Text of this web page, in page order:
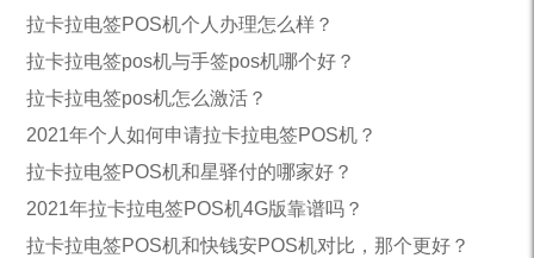
拉卡拉电签POS机个人办理怎么样？
拉卡拉电签pos机与手签pos机哪个好？
拉卡拉电签pos机怎么激活？
2021年个人如何申请拉卡拉电签POS机？
拉卡拉电签POS机和星驿付的哪家好？
2021年拉卡拉电签POS机4G版靠谱吗？
拉卡拉电签POS机和快钱安POS机对比，那个更好？